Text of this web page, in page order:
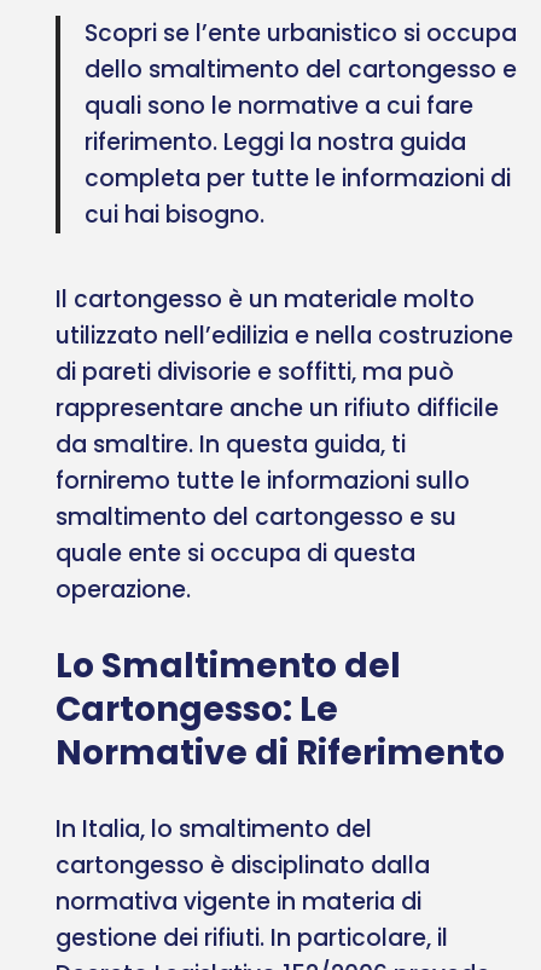
Scopri se l’ente urbanistico si occupa
dello smaltimento del cartongesso e
quali sono le normative a cui fare
riferimento. Leggi la nostra guida
completa per tutte le informazioni di
cui hai bisogno.
Il cartongesso è un materiale molto
utilizzato nell’edilizia e nella costruzione
di pareti divisorie e soffitti, ma può
rappresentare anche un rifiuto difficile
da smaltire. In questa guida, ti
forniremo tutte le informazioni sullo
smaltimento del cartongesso e su
quale ente si occupa di questa
operazione.
Lo Smaltimento del
Cartongesso: Le
Normative di Riferimento
In Italia, lo smaltimento del
cartongesso è disciplinato dalla
normativa vigente in materia di
gestione dei rifiuti. In particolare, il